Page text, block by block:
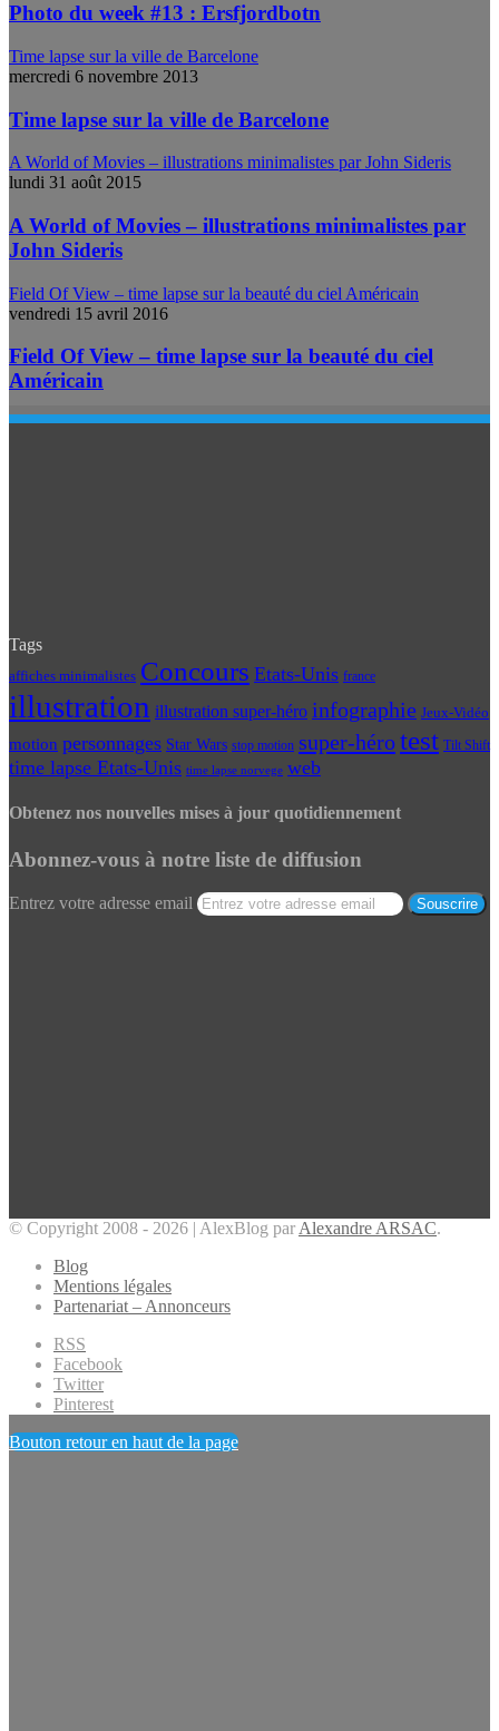
Photo du week #13 : Ersfjordbotn
Time lapse sur la ville de Barcelone
mercredi 6 novembre 2013
Time lapse sur la ville de Barcelone
A World of Movies – illustrations minimalistes par John Sideris
lundi 31 août 2015
A World of Movies – illustrations minimalistes par
John Sideris
Field Of View – time lapse sur la beauté du ciel Américain
vendredi 15 avril 2016
Field Of View – time lapse sur la beauté du ciel
Américain
Tags
affiches minimalistes Concours Etats-Unis france
illustration illustration super-héro infographie Jeux-Vidéo
motion personnages Star Wars stop motion super-hérotest Tilt Shift
time lapse Etats-Unis time lapse norvege web
Obtenez nos nouvelles mises à jour quotidiennement
Abonnez-vous à notre liste de diffusion
Entrez votre adresse email
© Copyright 2008 - 2026 | AlexBlog par Alexandre ARSAC.
Blog
Mentions légales
Partenariat – Annonceurs
RSS
Facebook
Twitter
Pinterest
Bouton retour en haut de la page